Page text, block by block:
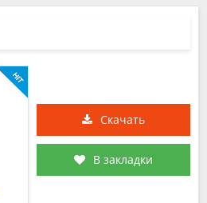
Скачать
В закладки